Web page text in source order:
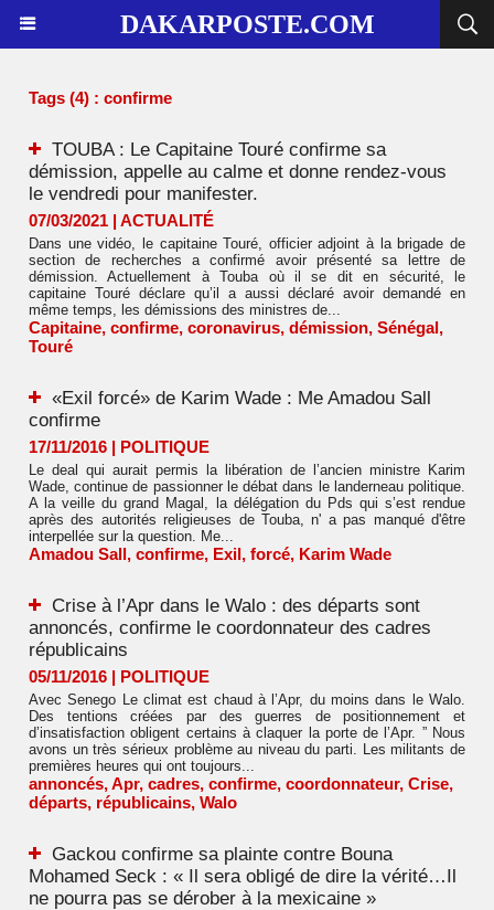
DAKARPOSTE.COM
Tags (4) : confirme
TOUBA : Le Capitaine Touré confirme sa
démission, appelle au calme et donne rendez-vous
le vendredi pour manifester.
07/03/2021 | ACTUALITÉ
Dans une vidéo, le capitaine Touré, officier adjoint à la brigade de
section de recherches a confirmé avoir présenté sa lettre de
démission. Actuellement à Touba où il se dit en sécurité, le
capitaine Touré déclare qu’il a aussi déclaré avoir demandé en
même temps, les démissions des ministres de...
Capitaine, confirme, coronavirus, démission, Sénégal,
Touré
«Exil forcé» de Karim Wade : Me Amadou Sall
confirme
17/11/2016 | POLITIQUE
Le deal qui aurait permis la libération de l’ancien ministre Karim
Wade, continue de passionner le débat dans le landerneau politique.
A la veille du grand Magal, la délégation du Pds qui s’est rendue
après des autorités religieuses de Touba, n' a pas manqué d'être
interpellée sur la question. Me...
Amadou Sall, confirme, Exil, forcé, Karim Wade
Crise à l’Apr dans le Walo : des départs sont
annoncés, confirme le coordonnateur des cadres
républicains
05/11/2016 | POLITIQUE
Avec Senego Le climat est chaud à l’Apr, du moins dans le Walo.
Des tentions créées par des guerres de positionnement et
d’insatisfaction obligent certains à claquer la porte de l’Apr. ” Nous
avons un très sérieux problème au niveau du parti. Les militants de
premières heures qui ont toujours...
annoncés,Apr, cadres, confirme, coordonnateur, Crise,
départs, républicains, Walo
Gackou confirme sa plainte contre Bouna
Mohamed Seck : « Il sera obligé de dire la vérité…Il
ne pourra pas se dérober à la mexicaine »